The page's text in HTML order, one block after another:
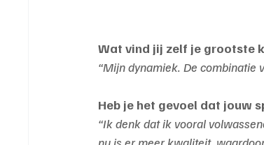
Wat vind jij zelf je grootste
“Mijn dynamiek. De combinatie
Heb je het gevoel dat jouw
“Ik denk dat ik vooral